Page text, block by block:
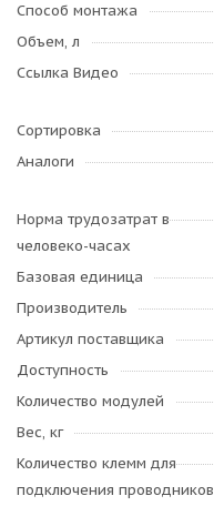
Способ монтажа
Объем, л
Ссылка Видео
Сортировка
Аналоги
Норма трудозатрат в
человеко-часах
Базовая единица
Производитель
Артикул поставщика
Доступность
Количество модулей
Вес, кг
Количество клемм для
подключения проводников